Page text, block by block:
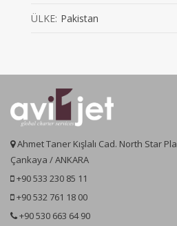
ÜLKE: Pakistan
Ahmet Taner Kışlalı Cad. North Star
Çankaya / ANKARA
+90 533 230 85 11
+90 532 761 18 00
+90 530 663 64 90